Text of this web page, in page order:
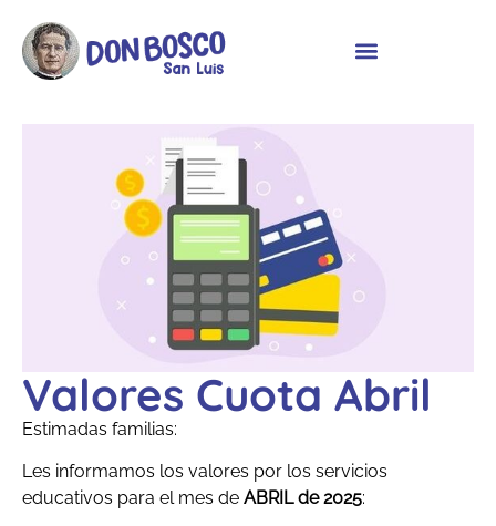
Valores Cuota Abril
Estimadas familias:
Les informamos los valores por los servicios
educativos para el mes de ABRIL de 2025: